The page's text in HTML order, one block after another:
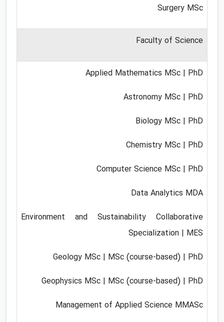
Surgery MSc
Faculty of Science
Applied Mathematics MSc | PhD
Astronomy MSc | PhD
Biology MSc | PhD
Chemistry MSc | PhD
Computer Science MSc | PhD
Data Analytics MDA
Environment and Sustainability Collaborative
Specialization | MES
Geology MSc | MSc (course-based) | PhD
Geophysics MSc | MSc (course-based) | PhD
Management of Applied Science MMASc